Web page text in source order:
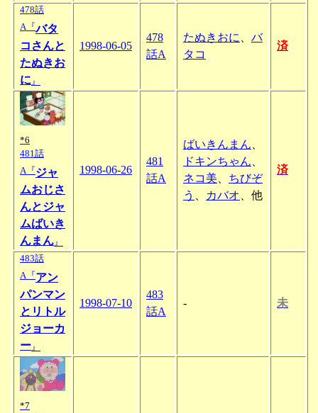
478話
A『バタ
コさんと
たぬきお
に 』
1998-06-05
478
話A
たぬきおに
バ
タコ
済
*6
481話
A『ジャ
ムおじさ
んとジャ
ムばいき
んまん 』
1998-06-26
481
話A
ばいきんまん
ドキンちゃん
ネコ美
ちびぞ
う
カバオ 、他
済
483話
A『アン
パンマン
とリトル
ジョーカ
ー 』
1998-07-10
483
話A
- 未
*7